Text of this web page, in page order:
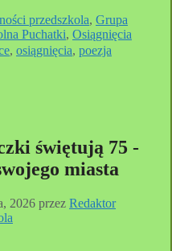
przedszkola, Grupa
Puchatki, Osiągnięcia
, osiągnięcia, poezja
świętują 75 -
miasta
2026 przez Redaktor